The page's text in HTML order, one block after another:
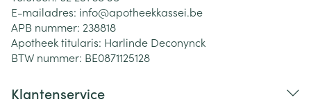
E-mailadres: info@apotheekkassei.be
APB nummer: 238818
Apotheek titularis: Harlinde Deconynck
BTW nummer: BE0871125128
Klantenservice